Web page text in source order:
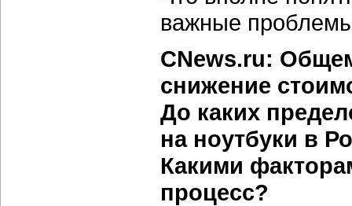
важные
CNews.ru:
снижение
До каких
на ноутбуки в
Какими
процесс?